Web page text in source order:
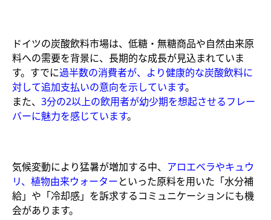
ドイツの炭酸飲料市場は、低糖・無糖商品や自然由来原
料への需要を背景に、長期的な成長が見込まれていま
す。すでに過半数の消費者が、より健康的な炭酸飲料に
対して追加支払いの意向を示しています。
また、 3分の2以上の飲用者が幼少期を想起させるフレー
バーに魅力を感じています。
気候変動により猛暑が増加する中、 アロエベラやキュウ
リ、植物由来ウォーターといった原料を用いた「水分補
給」や「冷却感」を訴求するコミュニケーションにも機
会があります。